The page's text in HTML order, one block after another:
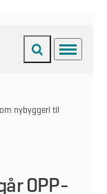
Fold søgefelt ud
Menu
nybyggeri til
OPP-